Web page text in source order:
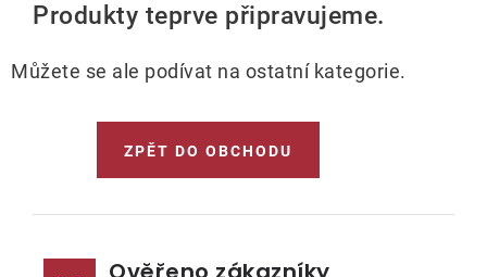
Gastro produkty
Produkty teprve připravujeme.
Můžete se ale podívat na ostatní kategorie.
ZPĚT DO OBCHODU